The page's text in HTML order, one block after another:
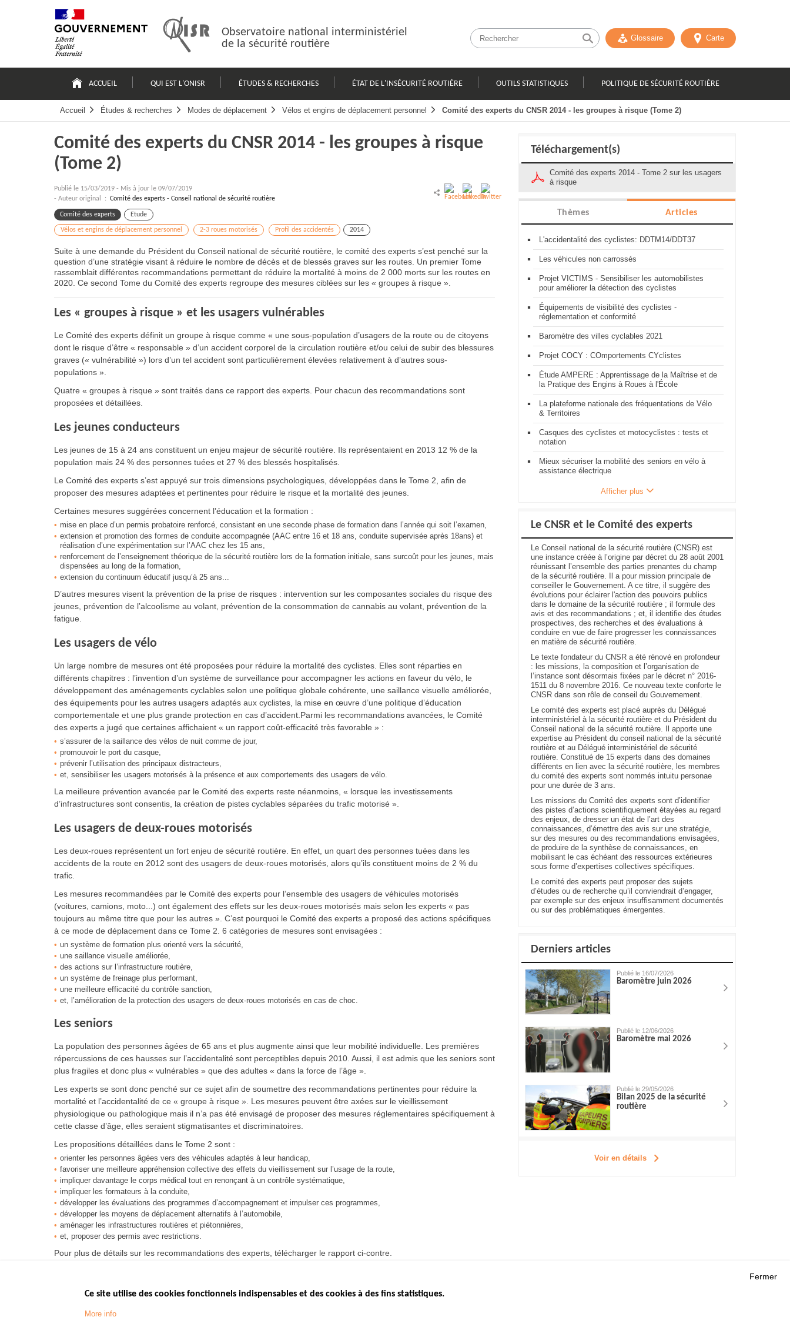
Observatoire national interministériel
de la sécurité routière
Glossaire Carte
principale
ACCUEIL QUI EST L'ONISR ÉTUDES & RECHERCHES ÉTAT DE L'INSÉCURITÉ ROUTIÈRE OUTILS STATISTIQUES POLITIQUE DE SÉCURITÉ ROUTIÈRE
Accueil Études & recherches Modes de déplacement Vélos et engins de déplacement personnel Comité des experts du CNSR 2014 - les groupes à risque (Tome 2)
Comité des experts du CNSR 2014 - les groupes à risque
(Tome 2)
Publié le 15/03/2019 - Mis à jour le 09/07/2019
- Auteur original : Comité des experts - Conseil national de sécurité routière
Comité des experts Etude
Vélos et engins de déplacement personnel 2-3 roues motorisés Profil des accidentés 2014
Suite à une demande du Président du Conseil national de sécurité routière, le comité des experts s’est penché sur la
question d’une stratégie visant à réduire le nombre de décès et de blessés graves sur les routes. Un premier Tome
rassemblait différentes recommandations permettant de réduire la mortalité à moins de 2 000 morts sur les routes en
2020. Ce second Tome du Comité des experts regroupe des mesures ciblées sur les « groupes à risque ».
Les « groupes à risque » et les usagers vulnérables
Le Comité des experts définit un groupe à risque comme « une sous-population d’usagers de la route ou de citoyens
dont le risque d’être « responsable » d’un accident corporel de la circulation routière et/ou celui de subir des blessures
graves (« vulnérabilité ») lors d’un tel accident sont particulièrement élevées relativement à d’autres sous-
populations ».
Quatre « groupes à risque » sont traités dans ce rapport des experts. Pour chacun des recommandations sont
proposées et détaillées.
Les jeunes conducteurs
Les jeunes de 15 à 24 ans constituent un enjeu majeur de sécurité routière. Ils représentaient en 2013 12 % de la
population mais 24 % des personnes tuées et 27 % des blessés hospitalisés.
Le Comité des experts s’est appuyé sur trois dimensions psychologiques, développées dans le Tome 2, afin de
proposer des mesures adaptées et pertinentes pour réduire le risque et la mortalité des jeunes.
Certaines mesures suggérées concernent l’éducation et la formation :
mise en place d’un permis probatoire renforcé, consistant en une seconde phase de formation dans l’année qui soit l’examen,
extension et promotion des formes de conduite accompagnée (AAC entre 16 et 18 ans, conduite supervisée après 18ans) et
réalisation d’une expérimentation sur l’AAC chez les 15 ans,
renforcement de l’enseignement théorique de la sécurité routière lors de la formation initiale, sans surcoût pour les jeunes, mais
dispensées au long de la formation,
extension du continuum éducatif jusqu’à 25 ans...
D’autres mesures visent la prévention de la prise de risques : intervention sur les composantes sociales du risque des
jeunes, prévention de l’alcoolisme au volant, prévention de la consommation de cannabis au volant, prévention de la
fatigue.
Les usagers de vélo
Un large nombre de mesures ont été proposées pour réduire la mortalité des cyclistes. Elles sont réparties en
différents chapitres : l’invention d’un système de surveillance pour accompagner les actions en faveur du vélo, le
développement des aménagements cyclables selon une politique globale cohérente, une saillance visuelle améliorée,
des équipements pour les autres usagers adaptés aux cyclistes, la mise en œuvre d’une politique d’éducation
comportementale et une plus grande protection en cas d’accident.Parmi les recommandations avancées, le Comité
des experts a jugé que certaines affichaient « un rapport coût-efficacité très favorable » :
s’assurer de la saillance des vélos de nuit comme de jour,
promouvoir le port du casque,
prévenir l’utilisation des principaux distracteurs,
et, sensibiliser les usagers motorisés à la présence et aux comportements des usagers de vélo.
La meilleure prévention avancée par le Comité des experts reste néanmoins, « lorsque les investissements
d’infrastructures sont consentis, la création de pistes cyclables séparées du trafic motorisé ».
Les usagers de deux-roues motorisés
Les deux-roues représentent un fort enjeu de sécurité routière. En effet, un quart des personnes tuées dans les
accidents de la route en 2012 sont des usagers de deux-roues motorisés, alors qu’ils constituent moins de 2 % du
trafic.
Les mesures recommandées par le Comité des experts pour l’ensemble des usagers de véhicules motorisés
(voitures, camions, moto...) ont également des effets sur les deux-roues motorisés mais selon les experts « pas
toujours au même titre que pour les autres ». C’est pourquoi le Comité des experts a proposé des actions spécifiques
à ce mode de déplacement dans ce Tome 2. 6 catégories de mesures sont envisagées :
un système de formation plus orienté vers la sécurité,
une saillance visuelle améliorée,
des actions sur l’infrastructure routière,
un système de freinage plus performant,
une meilleure efficacité du contrôle sanction,
et, l’amélioration de la protection des usagers de deux-roues motorisés en cas de choc.
Les seniors
La population des personnes âgées de 65 ans et plus augmente ainsi que leur mobilité individuelle. Les premières
répercussions de ces hausses sur l’accidentalité sont perceptibles depuis 2010. Aussi, il est admis que les seniors sont
plus fragiles et donc plus « vulnérables » que des adultes « dans la force de l’âge ».
Les experts se sont donc penché sur ce sujet afin de soumettre des recommandations pertinentes pour réduire la
mortalité et l’accidentalité de ce « groupe à risque ». Les mesures peuvent être axées sur le vieillissement
physiologique ou pathologique mais il n’a pas été envisagé de proposer des mesures réglementaires spécifiquement à
cette classe d’âge, elles seraient stigmatisantes et discriminatoires.
Les propositions détaillées dans le Tome 2 sont :
orienter les personnes âgées vers des véhicules adaptés à leur handicap,
favoriser une meilleure appréhension collective des effets du vieillissement sur l’usage de la route,
impliquer davantage le corps médical tout en renonçant à un contrôle systématique,
impliquer les formateurs à la conduite,
développer les évaluations des programmes d’accompagnement et impulser ces programmes,
développer les moyens de déplacement alternatifs à l’automobile,
aménager les infrastructures routières et piétonnières,
et, proposer des permis avec restrictions.
Pour plus de détails sur les recommandations des experts, télécharger le rapport ci-contre.
Téléchargement(s)
Comité des experts 2014 - Tome 2 sur les usagers
à risque
Thèmes Articles
L'accidentalité des cyclistes: DDTM14/DDT37
Les véhicules non carrossés
Projet VICTIMS - Sensibiliser les automobilistes
pour améliorer la détection des cyclistes
Équipements de visibilité des cyclistes -
réglementation et conformité
Baromètre des villes cyclables 2021
Projet COCY : COmportements CYclistes
Étude AMPERE : Apprentissage de la Maîtrise et de
la Pratique des Engins à Roues à l'École
La plateforme nationale des fréquentations de Vélo
& Territoires
Casques des cyclistes et motocyclistes : tests et
notation
Mieux sécuriser la mobilité des seniors en vélo à
assistance électrique
Afficher plus
Le CNSR et le Comité des experts
Le Conseil national de la sécurité routière (CNSR) est
une instance créée à l’origine par décret du 28 août 2001
réunissant l’ensemble des parties prenantes du champ
de la sécurité routière. Il a pour mission principale de
conseiller le Gouvernement. A ce titre, il suggère des
évolutions pour éclairer l'action des pouvoirs publics
dans le domaine de la sécurité routière ; il formule des
avis et des recommandations ; et, il identifie des études
prospectives, des recherches et des évaluations à
conduire en vue de faire progresser les connaissances
en matière de sécurité routière.
Le texte fondateur du CNSR a été rénové en profondeur
: les missions, la composition et l’organisation de
l’instance sont désormais fixées par le décret n° 2016-
1511 du 8 novembre 2016. Ce nouveau texte conforte le
CNSR dans son rôle de conseil du Gouvernement.
Le comité des experts est placé auprès du Délégué
interministériel à la sécurité routière et du Président du
Conseil national de la sécurité routière. Il apporte une
expertise au Président du conseil national de la sécurité
routière et au Délégué interministériel de sécurité
routière. Constitué de 15 experts dans des domaines
différents en lien avec la sécurité routière, les membres
du comité des experts sont nommés intuitu personae
pour une durée de 3 ans.
Les missions du Comité des experts sont d’identifier
des pistes d’actions scientifiquement étayées au regard
des enjeux, de dresser un état de l’art des
connaissances, d’émettre des avis sur une stratégie,
sur des mesures ou des recommandations envisagées,
de produire de la synthèse de connaissances, en
mobilisant le cas échéant des ressources extérieures
sous forme d’expertises collectives spécifiques.
Le comité des experts peut proposer des sujets
d’études ou de recherche qu’il conviendrait d’engager,
par exemple sur des enjeux insuffisamment documentés
ou sur des problématiques émergentes.
Derniers articles
Publié le 16/07/2026
Baromètre juin 2026
Publié le 12/06/2026
Baromètre mai 2026
Publié le 29/05/2026
Bilan 2025 de la sécurité
routière
Voir en détails
Fermer
Ce site utilise des cookies fonctionnels indispensables et des cookies à des fins statistiques.
More info